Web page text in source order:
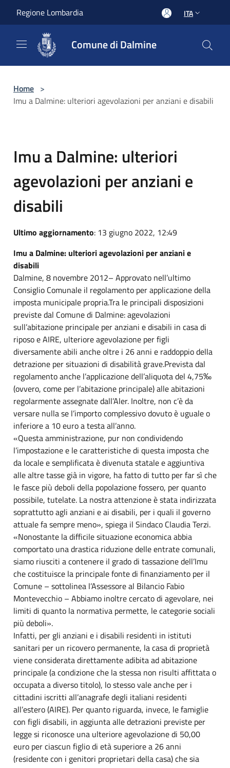
Regione Lombardia ITA
Comune di Dalmine
Home >
Imu a Dalmine: ulteriori agevolazioni per anziani e disabili
Imu a Dalmine: ulteriori
agevolazioni per anziani e
disabili
Ultimo aggiornamento: 13 giugno 2022, 12:49
Imu a Dalmine: ulteriori agevolazioni per anziani e
disabili
Dalmine, 8 novembre 2012– Approvato nell’ultimo
Consiglio Comunale il regolamento per applicazione della
imposta municipale propria.Tra le principali disposizioni
previste dal Comune di Dalmine: agevolazioni
sull’abitazione principale per anziani e disabili in casa di
riposo e AIRE, ulteriore agevolazione per figli
diversamente abili anche oltre i 26 anni e raddoppio della
detrazione per situazioni di disabilità grave.Prevista dal
regolamento anche l’applicazione dell’aliquota del 4,75‰
(ovvero, come per l’abitazione principale) alle abitazioni
regolarmente assegnate dall’Aler. Inoltre, non c’è da
versare nulla se l’importo complessivo dovuto è uguale o
inferiore a 10 euro a testa all’anno.
«Questa amministrazione, pur non condividendo
l’impostazione e le caratteristiche di questa imposta che
da locale e semplificata è divenuta statale e aggiuntiva
alle altre tasse già in vigore, ha fatto di tutto per far sì che
le fasce più deboli della popolazione fossero, per quanto
possibile, tutelate. La nostra attenzione è stata indirizzata
soprattutto agli anziani e ai disabili, per i quali il governo
attuale fa sempre meno», spiega il Sindaco Claudia Terzi.
«Nonostante la difficile situazione economica abbia
comportato una drastica riduzione delle entrate comunali,
siamo riusciti a contenere il grado di tassazione dell’Imu
che costituisce la principale fonte di finanziamento per il
Comune – sottolinea l’Assessore al Bilancio Fabio
Montevecchio – Abbiamo inoltre cercato di agevolare, nei
limiti di quanto la normativa permette, le categorie sociali
più deboli».
Infatti, per gli anziani e i disabili residenti in istituti
sanitari per un ricovero permanente, la casa di proprietà
viene considerata direttamente adibita ad abitazione
principale (a condizione che la stessa non risulti affittata o
occupata a diverso titolo), lo stesso vale anche per i
cittadini iscritti all’anagrafe degli italiani residenti
all’estero (AIRE). Per quanto riguarda, invece, le famiglie
con figli disabili, in aggiunta alle detrazioni previste per
legge si riconosce una ulteriore agevolazione di 50,00
euro per ciascun figlio di età superiore a 26 anni
(residente con i genitori proprietari della casa) che sia